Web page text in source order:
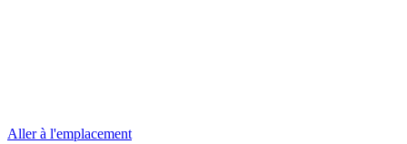
Aller à l'emplacement